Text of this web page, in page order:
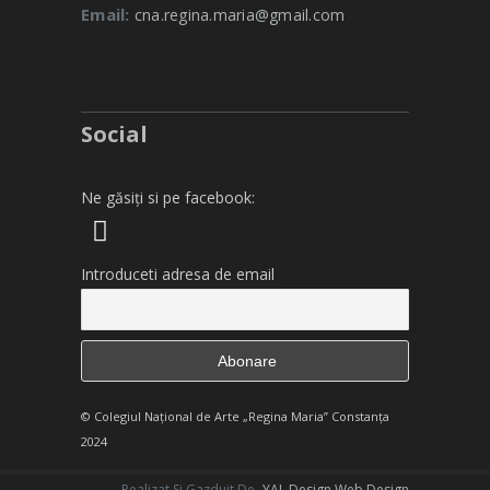
Email: cna.regina.maria@gmail.com
Social
Ne găsiți si pe facebook:
Introduceti adresa de email
© Colegiul Naţional de Arte „Regina Maria” Constanţa
2024